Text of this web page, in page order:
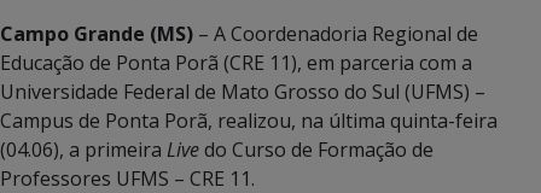
Campo Grande (MS) – A Coordenadoria Regional de
Educação de Ponta Porã (CRE 11), em parceria com a
Universidade Federal de Mato Grosso do Sul (UFMS) –
Campus de Ponta Porã, realizou, na última quinta-feira
(04.06), a primeira Livedo Curso de Formação de
Professores UFMS – CRE 11.